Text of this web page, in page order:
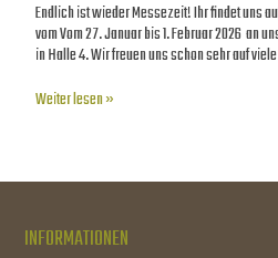
Endlich ist wieder Messezeit! Ihr findet uns
vom Vom 27. Januar bis 1. Februar 2026 an
in Halle 4. Wir freuen uns schon sehr auf
Weiter lesen »
INFORMATIONEN